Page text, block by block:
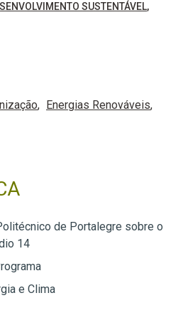
SUSTENTÁVEL
Energias Renováveis
de Portalegre sobre o
14
e Clima